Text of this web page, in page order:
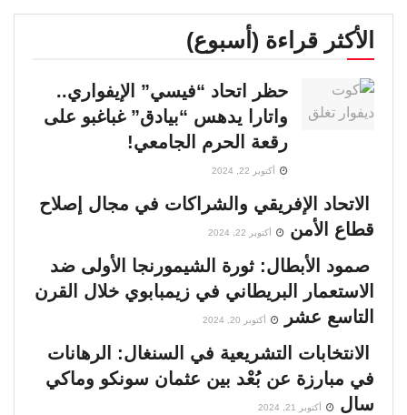
الأكثر قراءة (أسبوع)
حظر اتحاد “فيسي” الإيفواري..
واتارا يدهس “بيادق” غباغبو على
رقعة الحرم الجامعي!
أكتوبر 22, 2024
الاتحاد الإفريقي والشراكات في مجال إصلاح
قطاع الأمن
أكتوبر 22, 2024
صمود الأبطال: ثورة الشيمورنجا الأولى ضد
الاستعمار البريطاني في زيمبابوي خلال القرن
التاسع عشر
أكتوبر 20, 2024
الانتخابات التشريعية في السنغال: الرهانات
في مبارزة عن بُعْد بين عثمان سونكو وماكي
سال
أكتوبر 21, 2024